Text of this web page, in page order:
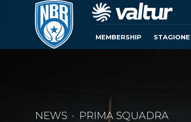
MEMBERSHIP STAGIONE
NEWS PRIMA SQUADRA